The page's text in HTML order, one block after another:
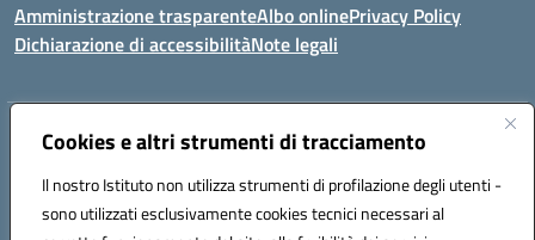
Cookies e altri strumenti di tracciamento
Il nostro Istituto non utilizza strumenti di profilazione degli utenti -
sono utilizzati esclusivamente cookies tecnici necessari al
Amministrazione trasparenteAlbo onlinePrivacy Policy
Dichiarazione di accessibilitàNote legali
Indirizzo:Via Tirso, 07011 Bono (SS)
Posta elettronica certificata (PEC):ssic820006@pec.istruzione.it
Codice fiscale: 81000530907